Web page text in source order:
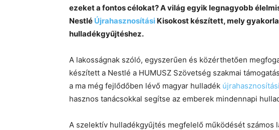
ezeket a fontos célokat? A világ egyik legnagyobb
Nestlé Újrahasznosítási Kisokost készített, mely
hulladékgyűjtéshez.
A lakosságnak szóló, egyszerűen és közérthetően
készített a Nestlé a HUMUSZ Szövetség szakmai
a ma még fejlődőben lévő magyar hulladék újrahasznosítási
hasznos tanácsokkal segítse az emberek mindennapi
A szelektív hulladékgyűjtés megfelelő működését számos